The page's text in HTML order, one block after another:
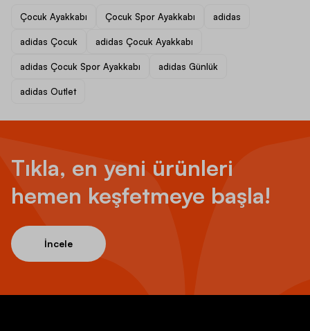
Çocuk Ayakkabı Çocuk Spor Ayakkabı adidas
adidas Çocuk adidas Çocuk Ayakkabı
adidas Çocuk Spor Ayakkabı adidas Günlük
adidas Outlet
Tıkla, en yeni ürünleri
hemen keşfetmeye başla!
İncele